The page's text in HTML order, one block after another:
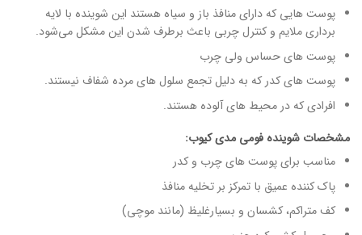
پوست هایی که دارای منافذ باز و سیاه هستند این شوینده با لایه
برداری ملایم و کنترل چربی باعث برطرف شدن این مشکل می‌شود.
پوست های حساس ولی چرب
پوست های کدر که به دلیل تجمع سلول های مرده شفاف نیستند.
افرادی که در محیط های آلوده هستند.
مشخصات شوینده فومی مدی کیوب:
مناسب برای پوست های چرب و کدر
پاک کننده عمیق با تمرکز بر تخلیه منافذ
کف متراکم، کشسان و بسیارغلیظ (مانند موچی)